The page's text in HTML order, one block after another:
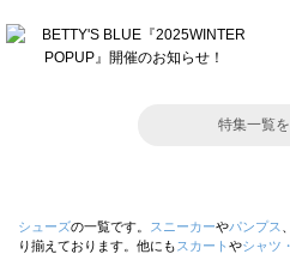
特集一覧
シューズの一覧です。 スニーカーやパンプス
り揃えております。他にも スカート やシャツ